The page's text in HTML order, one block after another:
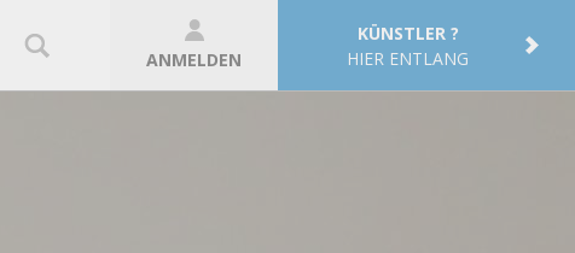
ANMELDEN
KÜNSTLER ?
HIER ENTLANG